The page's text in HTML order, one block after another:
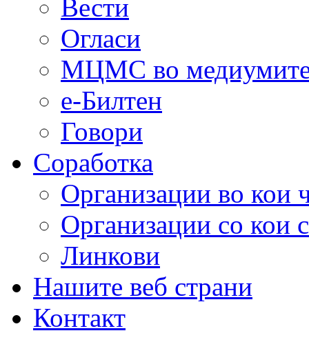
Вести
Огласи
МЦМС во
е-Билтен
Говори
Соработка
Организации во кои
Организации со кои
Линкови
Нашите веб страни
Контакт